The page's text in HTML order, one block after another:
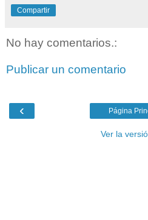
Compartir
No hay comentarios.:
Publicar un comentario
‹ Página
Ver la